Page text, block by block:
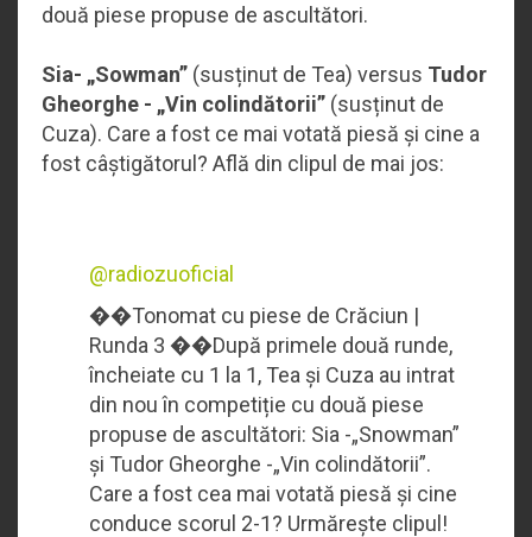
două piese propuse de ascultători.
Sia- „Sowman” (susținut de Tea) versus Tudor
Gheorghe - „Vin colindătorii” (susținut de
Cuza). Care a fost ce mai votată piesă și cine a
fost câștigătorul? Află din clipul de mai jos:
@radiozuoficial
��Tonomat cu piese de Crăciun |
Runda 3 ��După primele două runde,
încheiate cu 1 la 1, Tea și Cuza au intrat
din nou în competiție cu două piese
propuse de ascultători: Sia -„Snowman”
și Tudor Gheorghe -„Vin colindătorii”.
Care a fost cea mai votată piesă și cine
conduce scorul 2-1? Urmărește clipul!